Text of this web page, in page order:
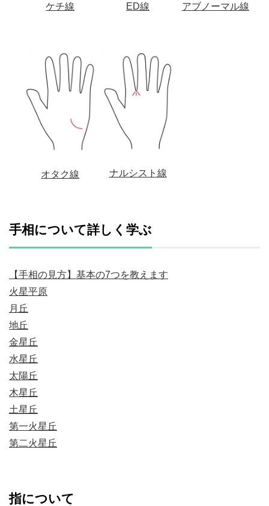
ケチ線 ED線 アブノーマル線
オタク線 ナルシスト線
手相について詳しく学ぶ
【手相の見方】基本の7つを教えます
火星平原
月丘
地丘
金星丘
水星丘
太陽丘
木星丘
土星丘
第一火星丘
第二火星丘
指について